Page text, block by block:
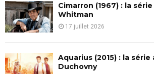
Cimarron (1967) : la
Whitman
17 juillet 2026
Aquarius (2015) : la série
Duchovny